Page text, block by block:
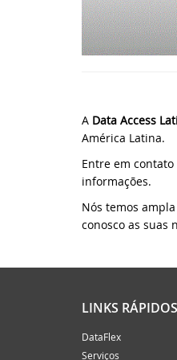
A Data Access
América Latina.
Entre em
informações.
Nós temos
conosco as suas
LINKS RÁPIDOS
DataFlex
Serviços